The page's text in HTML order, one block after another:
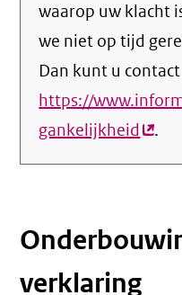
waarop uw klacht
we niet op tijd
Dan kunt u
https://
gankelijkheid
link)
.
verklaring